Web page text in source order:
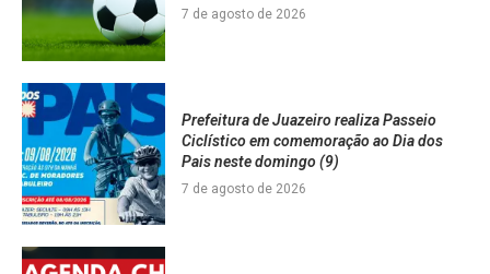
7 de agosto de 2026
Prefeitura de Juazeiro realiza Passeio
Ciclístico em comemoração ao Dia dos
Pais neste domingo (9)
7 de agosto de 2026